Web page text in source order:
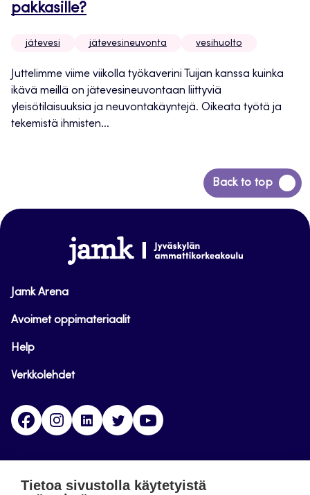
pakkasille?
jätevesi jätevesineuvonta vesihuolto
Juttelimme viime viikolla työkaverini Tuijan kanssa kuinka
ikävä meillä on jätevesineuvontaan liittyviä
yleisötilaisuuksia ja neuvontakäyntejä. Oikeata työtä ja
tekemistä ihmisten...
Back to top
Siirry
takaisin
www.jamk.fi
Jamk Arena
Avoimet oppimateriaalit
Help
Verkkolehdet
FacebookInstagramLinkedinTwitter
Tietoa sivustolla käytetyistä